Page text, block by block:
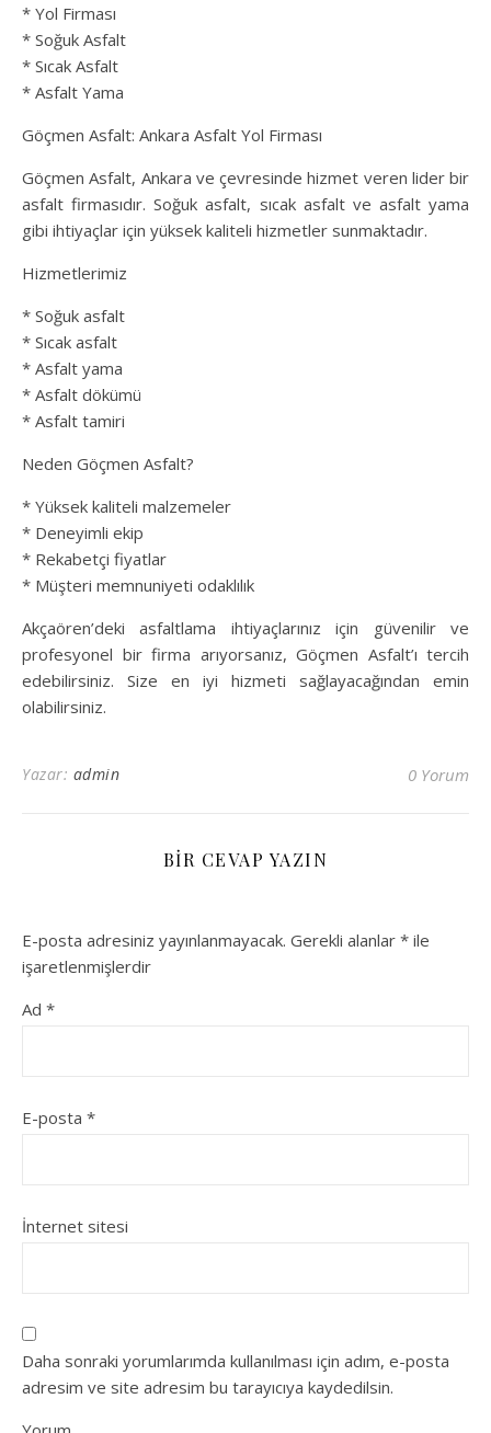
* Yol Firması
* Soğuk Asfalt
* Sıcak Asfalt
* Asfalt Yama
Göçmen Asfalt: Ankara Asfalt Yol Firması
Göçmen Asfalt, Ankara ve çevresinde hizmet veren lider bir
asfalt firmasıdır. Soğuk asfalt, sıcak asfalt ve asfalt yama
gibi ihtiyaçlar için yüksek kaliteli hizmetler sunmaktadır.
Hizmetlerimiz
* Soğuk asfalt
* Sıcak asfalt
* Asfalt yama
* Asfalt dökümü
* Asfalt tamiri
Neden Göçmen Asfalt?
* Yüksek kaliteli malzemeler
* Deneyimli ekip
* Rekabetçi fiyatlar
* Müşteri memnuniyeti odaklılık
Akçaören’deki asfaltlama ihtiyaçlarınız için güvenilir ve
profesyonel bir firma arıyorsanız, Göçmen Asfalt’ı tercih
edebilirsiniz. Size en iyi hizmeti sağlayacağından emin
olabilirsiniz.
Yazar: admin 0 Yorum
BIR CEVAP YAZIN
E-posta adresiniz yayınlanmayacak. Gerekli alanlar * ile
işaretlenmişlerdir
Ad *
E-posta *
İnternet sitesi
Daha sonraki yorumlarımda kullanılması için adım, e-posta
adresim ve site adresim bu tarayıcıya kaydedilsin.